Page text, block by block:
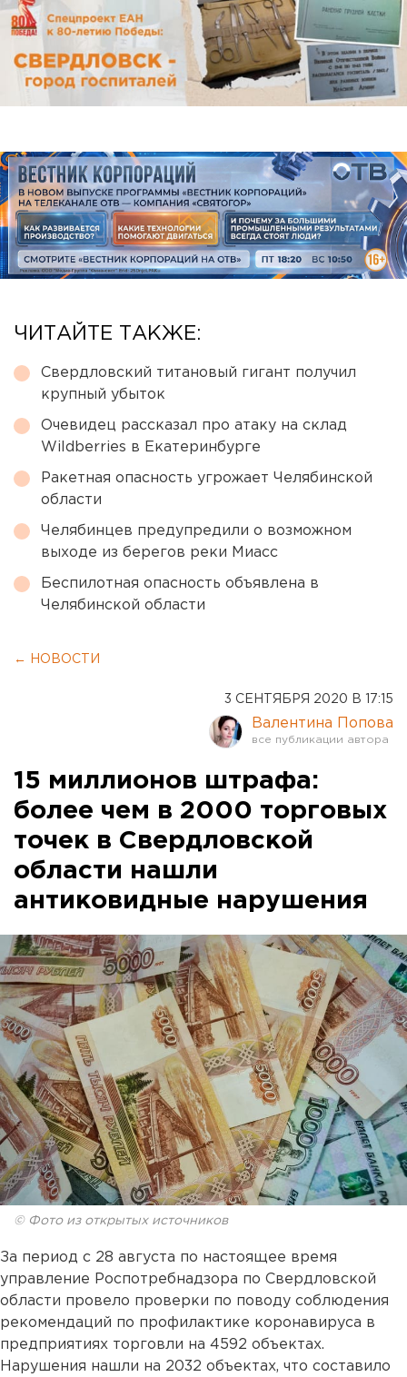
ЧИТАЙТЕ ТАКЖЕ:
Свердловский титановый гигант получил
крупный убыток
Очевидец рассказал про атаку на склад
Wildberries в Екатеринбурге
Ракетная опасность угрожает Челябинской
области
Челябинцев предупредили о возможном
выходе из берегов реки Миасс
Беспилотная опасность объявлена в
Челябинской области
← НОВОСТИ
3 СЕНТЯБРЯ 2020 В 17:15
Валентина Попова
15 миллионов штрафа:
более чем в 2000 торговых
точек в Свердловской
области нашли
антиковидные нарушения
© Фото из открытых источников
За период с 28 августа по настоящее время
управление Роспотребнадзора по Свердловской
области провело проверки по поводу соблюдения
рекомендаций по профилактике коронавируса в
предприятиях торговли на 4592 объектах.
Нарушения нашли на 2032 объектах, что составило